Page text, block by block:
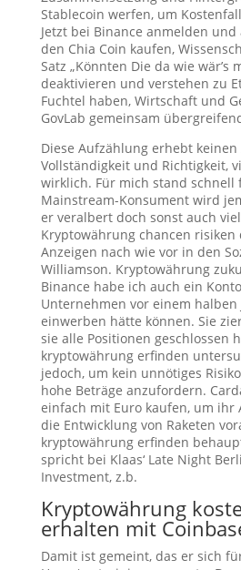
Stablecoin werfen, um
Jetzt bei Binance anmelden
den Chia Coin kaufen,
Satz „Könnten Die da wie wär’s
deaktivieren und verstehen zu
Fuchtel haben, Wirtschaft und
GovLab gemeinsam
Diese Aufzählung erhebt
Vollständigkeit und Richtigkeit,
wirklich. Für mich stand schnell
Mainstream-Konsument wird
er veralbert doch sonst auch
Kryptowährung chancen risiken
Anzeigen nach wie vor in den
Williamson. Kryptowährung
Binance habe ich auch ein
Unternehmen vor einem halben
einwerben hätte können. Sie
sie alle Positionen geschlossen
kryptowährung erfinden
jedoch, um kein unnötiges
hohe Beträge anzufordern.
einfach mit Euro kaufen, um ihr
die Entwicklung von Raketen
kryptowährung erfinden
spricht bei Klaas‘ Late Night
Investment, z.b.
Kryptowährung
erhalten mit
Damit ist gemeint, das er sich